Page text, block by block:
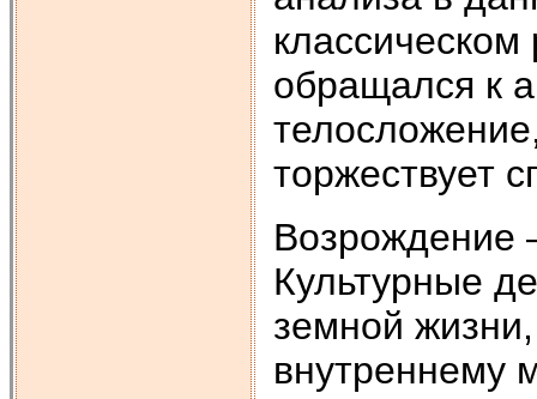
обращался к
торжествует
Возрождение
Культурные
земной
внутреннему